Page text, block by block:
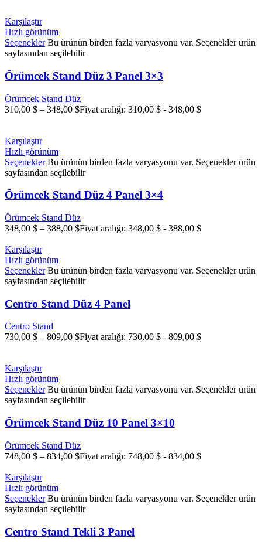
Karşılaştır
Hızlı görünüm
Seçenekler Bu ürünün birden fazla varyasyonu var. Seçenekler ürün
sayfasından seçilebilir
Örümcek Stand Düz 3 Panel 3×3
Örümcek Stand Düz
310,00 $ – 348,00 $Fiyat aralığı: 310,00 $ - 348,00 $
Karşılaştır
Hızlı görünüm
Seçenekler Bu ürünün birden fazla varyasyonu var. Seçenekler ürün
sayfasından seçilebilir
Örümcek Stand Düz 4 Panel 3×4
Örümcek Stand Düz
348,00 $ – 388,00 $Fiyat aralığı: 348,00 $ - 388,00 $
Karşılaştır
Hızlı görünüm
Seçenekler Bu ürünün birden fazla varyasyonu var. Seçenekler ürün
sayfasından seçilebilir
Centro Stand Düz 4 Panel
Centro Stand
730,00 $ – 809,00 $Fiyat aralığı: 730,00 $ - 809,00 $
Karşılaştır
Hızlı görünüm
Seçenekler Bu ürünün birden fazla varyasyonu var. Seçenekler ürün
sayfasından seçilebilir
Örümcek Stand Düz 10 Panel 3×10
Örümcek Stand Düz
748,00 $ – 834,00 $Fiyat aralığı: 748,00 $ - 834,00 $
Karşılaştır
Hızlı görünüm
Seçenekler Bu ürünün birden fazla varyasyonu var. Seçenekler ürün
sayfasından seçilebilir
Centro Stand Tekli 3 Panel